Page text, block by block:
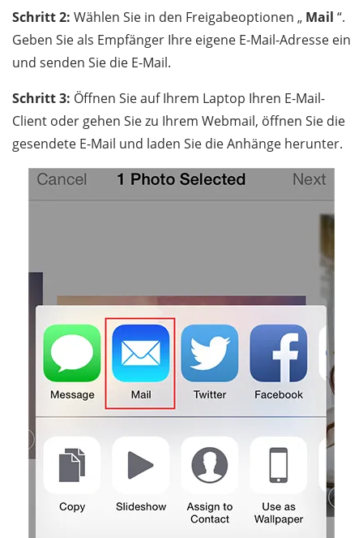
Schritt 2: Wählen Sie in den Freigabeoptionen „ Mail “.
Geben Sie als Empfänger Ihre eigene E-Mail-Adresse ein
und senden Sie die E-Mail.
Schritt 3: Öffnen Sie auf Ihrem Laptop Ihren E-Mail-
Client oder gehen Sie zu Ihrem Webmail, öffnen Sie die
gesendete E-Mail und laden Sie die Anhänge herunter.